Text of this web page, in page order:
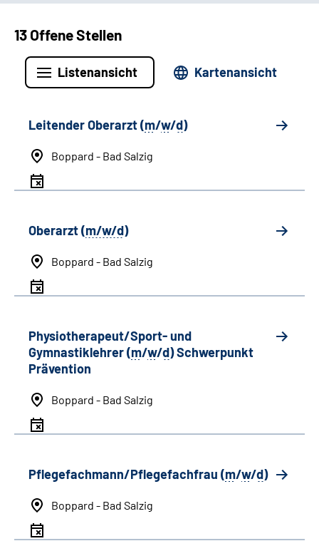
13 Offene Stellen
Listenansicht Kartenansicht
Leitender Oberarzt (m/w/d)
Boppard - Bad Salzig
Oberarzt (m/w/d)
Boppard - Bad Salzig
Physiotherapeut/Sport- und
Gymnastiklehrer (m/w/d) Schwerpunkt
Prävention
Boppard - Bad Salzig
Pflegefachmann/Pflegefachfrau (m/w/d)
Boppard - Bad Salzig